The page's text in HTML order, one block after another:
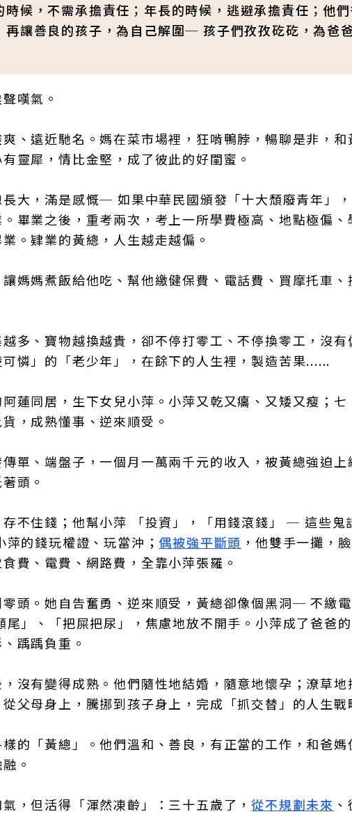
時候，不需承擔責任；年長的時候，逃避承擔責任；他
再讓善良的孩子，為自己解圍─ 孩子們孜孜矻矻，為爸
嘆氣。
、遠近馳名。媽在菜市場裡，狂啃鴨脖，暢聊是非，
靈犀，情比金堅，成了彼此的好閨蜜。
大，滿是感慨─ 如果中華民國頒發「十大頹廢青年」
畢業之後，重考兩次，考上一所學費極高、地點極偏
。肄業的黃總，人生越走越偏。
媽媽煮飯給他吃、幫他繳健保費、電話費、買摩托車
多、寶物越換越貴，卻不停打零工、不停換零工，沒
憐」的「老少年」，在餘下的人生裡，製造苦果......
蓮同居，生下女兒小萍。小萍又乾又癟、又矮又瘦；
，成熟懂事、逆來順受。
單、端盤子，一個月一萬兩千元的收入，被黃總強迫
頭。
不住錢；他幫小萍 「投資」，「用錢滾錢」 ─ 這些鬼
的錢玩權證、玩當沖；偶被強平斷頭 ，他雙手一攤，
費、電費、網路費，全靠小萍張羅。
頭。她自告奮勇、逆來順受，黃總卻像個黑洞─ 不繳
」、「把屎把尿」，焦慮地放不開手。小萍成了爸爸
踽踽負重。
，沒有變得成熟。他們隨性地結婚，隨意地懷孕；潦草
父母身上，騰挪到孩子身上，完成「抓交替」的人生戰
的「黃總」。他們溫和、善良，有正當的工作，和爸
。
，但活得「渾然凍齡」：三十五歲了，從不規劃未來